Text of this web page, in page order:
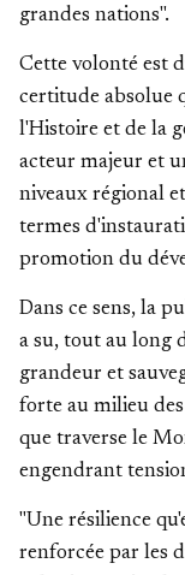
grandes nations".
Cette volonté est
certitude absolue
l'Histoire et de la
acteur majeur et
niveaux régional
termes
promotion du
Dans ce sens, la
a su, tout au long
grandeur et
forte au milieu
que traverse le
engendrant
"Une résilience
renforcée par les